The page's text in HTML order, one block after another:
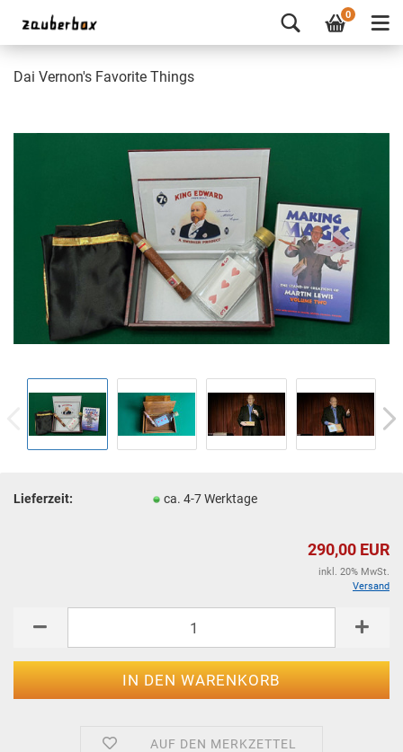
0
Dai Vernon's Favorite Things
Lieferzeit: ca. 4-7 Werktage
290,00 EUR
inkl. 20% MwSt.
Versand
AUF DEN MERKZETTEL